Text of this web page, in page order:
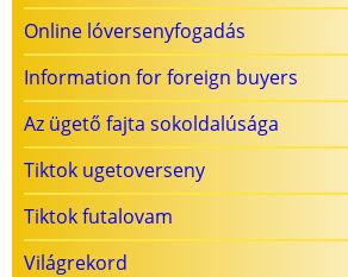
Online lóversenyfogadás
Information for foreign buyers
Az ügető fajta sokoldalúsága
Tiktok ugetoverseny
Tiktok futalovam
Világrekord